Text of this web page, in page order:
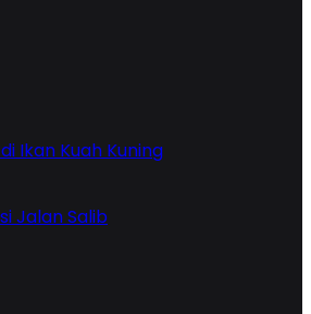
Ikan Kuah Kuning